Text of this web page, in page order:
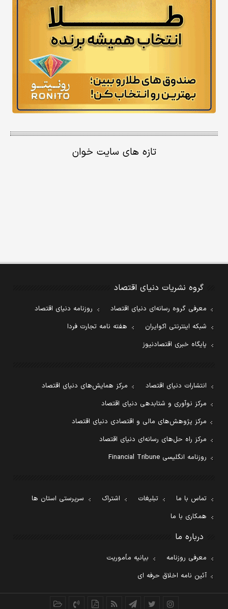
تازه های سایت خوان
گروه نشریات دنیای اقتصاد
معرفی گروه رسانه‌ای دنیای اقتصاد
روزنامه دنیای اقتصاد
شبکه اینترنتی اکوایران
هفته نامه تجارت فردا
پایگاه خبری اقتصادنیوز
انتشارات دنیای اقتصاد
مرکز همایش‌های دنیای اقتصاد
مرکز نوآوری و شتابدهی دنیای اقتصاد
مرکز پژوهش‌های مالی و اقتصادی دنیای اقتصاد
مرکز راه حل‌های رسانه‌ای دنیای اقتصاد
روزنامه انگلیسی Financial Tribune
تماس با ما تبلیغات اشتراک
سرپرستی استان ها
همکاری با ما
درباره ما
معرفی روزنامه
بیانیه مأموریت
آئین نامه اخلاق حرفه ای